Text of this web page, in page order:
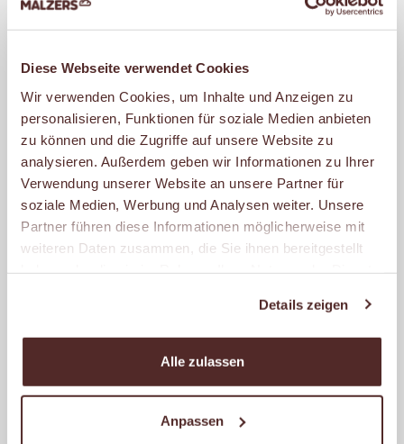
Diese Webseite verwendet Cookies
Wir verwenden Cookies, um Inhalte und Anzeigen zu
personalisieren, Funktionen für soziale Medien anbieten
zu können und die Zugriffe auf unsere Website zu
analysieren. Außerdem geben wir Informationen zu Ihrer
Verwendung unserer Website an unsere Partner für
soziale Medien, Werbung und Analysen weiter. Unsere
Partner führen diese Informationen möglicherweise mit
weiteren Daten zusammen, die Sie ihnen bereitgestellt
Details zeigen
Alle zulassen
Anpassen
MALZERS Brötchen sind nicht nur mit Gold
prämiert, sie schmecken auch so.
Deshalb heißt unser beliebtestes
Brötchen auch Goldbrötchen. Es wird
ständig frisch in unseren Filialen
gebacken und kommt so immer knusprig-
zart auf Deinen Frühstückstisch – auch
süß. Alle unsere Brötchen werden mit
Liebe gebacken, aus bestem Getreide,
vielen frischen Körnern. Unsere